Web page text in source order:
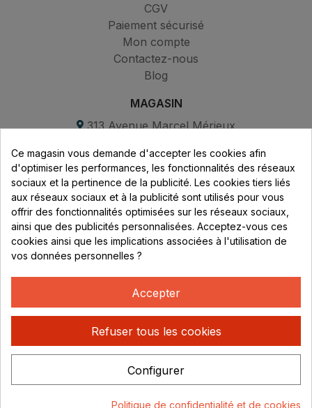
CGV
Paiement sécurisé
Mon compte
Contactez-nous
Blog
MAGASIN
313 Avenue Marcel Mérieux
69530 Brignais
Lundi au vendredi :
8h - 16h
uniquement sur Rendez-vous
CONTACT
04 78 37 00 68
contact@rhonephilatelie.fr
Ce magasin vous demande d'accepter les cookies afin
d'optimiser les performances, les fonctionnalités des réseaux
sociaux et la pertinence de la publicité. Les cookies tiers liés
aux réseaux sociaux et à la publicité sont utilisés pour vous
offrir des fonctionnalités optimisées sur les réseaux sociaux,
ainsi que des publicités personnalisées. Acceptez-vous ces
cookies ainsi que les implications associées à l'utilisation de
vos données personnelles ?
Accepter
Refuser tous les cookies
Configurer
Politique de confidentialité et de cookies